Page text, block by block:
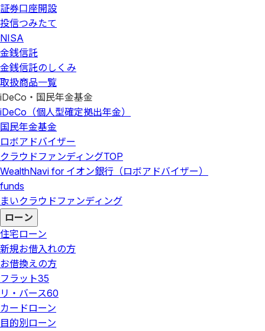
証券口座開設
投信つみたて
NISA
金銭信託
金銭信託のしくみ
取扱商品一覧
iDeCo・国民年金基金
iDeCo（個人型確定拠出年金）
国民年金基金
ロボアドバイザー
クラウドファンディングTOP
WealthNavi for イオン銀行（ロボアドバイザー）
funds
まいクラウドファンディング
ローン
住宅ローン
新規お借入れの方
お借換えの方
フラット35
リ・バース60
カードローン
目的別ローン